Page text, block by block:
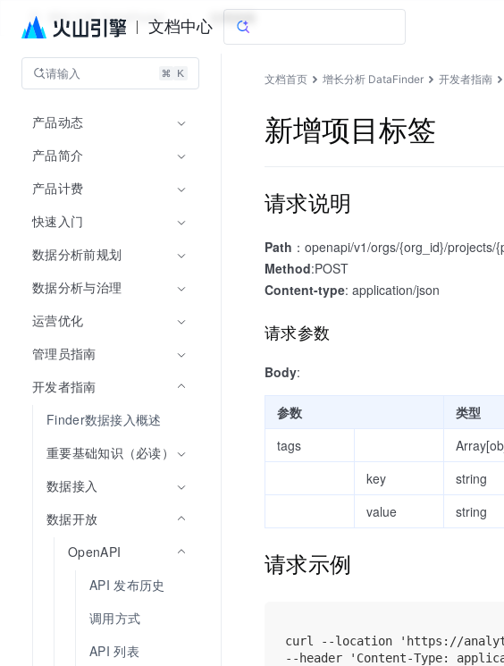
文档中心
增长分析 DataFinder 文档指南
请输入
产品动态
产品简介
产品计费
快速入门
数据分析前规划
数据分析与治理
运营优化
管理员指南
开发者指南
Finder数据接入概述
重要基础知识（必读）
数据接入
数据开放
OpenAPI
API 发布历史
调用方式
API 列表
文档首页 增长分析 DataFinder 开发者指南
新增项目标签
请求说明
Path ：openapi/v1/orgs/{org_id}/projects/
Method:POST
Content-type: application/json
请求参数
Body:
参数 类型
tags
key
string
value
string
请求示例
curl --location 'https://
--header 'Content-Type: